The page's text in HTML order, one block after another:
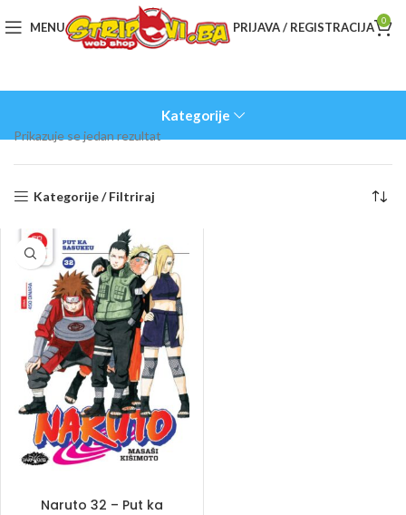
MENU PRIJAVA / REGISTRACIJA 0
Kategorije
Prikazuje se jedan rezultat
Kategorije / Filtriraj
Naruto 32 – Put ka